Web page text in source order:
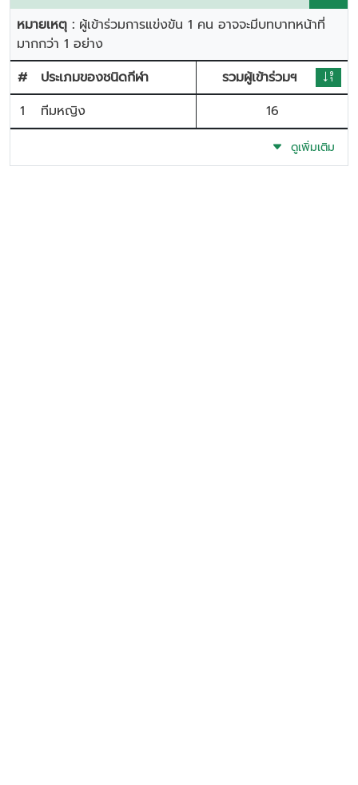
หมายเหตุ : ผู้เข้าร่วมการแข่งขัน 1 คน อาจจะมีบทบาทหน้าที่
มากกว่า 1 อย่าง
#
ประเภมของชนิดกีฬา
รวมผู้เข้าร่วมฯ
1
ทีมหญิง 16
ดูเพิ่มเติม